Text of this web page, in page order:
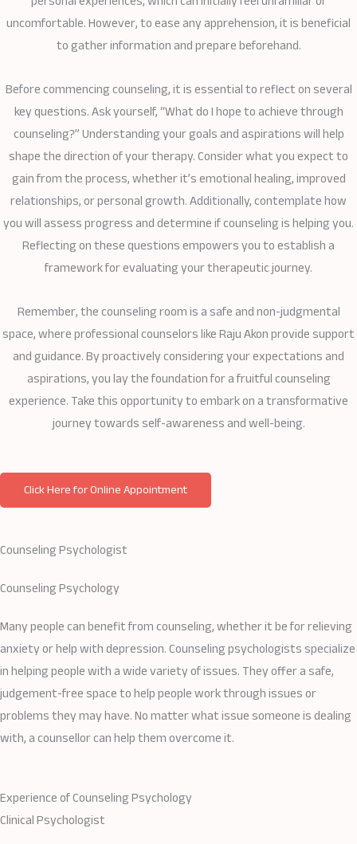
uncomfortable. However, to ease any apprehension, it is beneficial
to gather information and prepare beforehand.
Before commencing counseling, it is essential to reflect on several
key questions. Ask yourself, “What do I hope to achieve through
counseling?” Understanding your goals and aspirations will help
shape the direction of your therapy. Consider what you expect to
gain from the process, whether it’s emotional healing, improved
relationships, or personal growth. Additionally, contemplate how
you will assess progress and determine if counseling is helping you.
Reflecting on these questions empowers you to establish a
framework for evaluating your therapeutic journey.
Remember, the counseling room is a safe and non-judgmental
space, where professional counselors like Raju Akon provide support
and guidance. By proactively considering your expectations and
aspirations, you lay the foundation for a fruitful counseling
experience. Take this opportunity to embark on a transformative
journey towards self-awareness and well-being.
Click Here for Online Appointment
Counseling Psychologist
Counseling Psychology​
Many people can benefit from counseling, whether it be for relieving
anxiety or help with depression. Counseling psychologists specialize
in helping people with a wide variety of issues. They offer a safe,
judgement-free space to help people work through issues or
problems they may have. No matter what issue someone is dealing
with, a counsellor can help them overcome it.
Experience of Counseling Psychology
Clinical Psychologist